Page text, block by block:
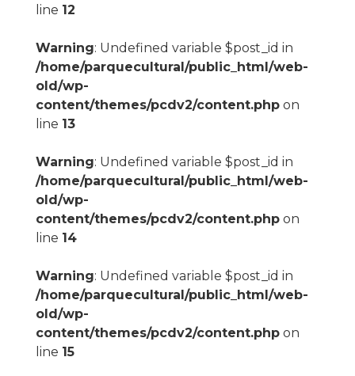
line 12
Warning: Undefined variable $post_id in
/home/parquecultural/public_html/web-
old/wp-
content/themes/pcdv2/content.phpon
line 13
Warning: Undefined variable $post_id in
/home/parquecultural/public_html/web-
old/wp-
content/themes/pcdv2/content.phpon
line 14
Warning: Undefined variable $post_id in
/home/parquecultural/public_html/web-
old/wp-
content/themes/pcdv2/content.phpon
line 15